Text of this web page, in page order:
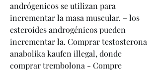
andrógenicos se utilizan para
incrementar la masa muscular. – los
esteroides androgénicos pueden
incrementar la. Comprar testosterona
anabolika kaufen illegal, donde
comprar trembolona - Compre